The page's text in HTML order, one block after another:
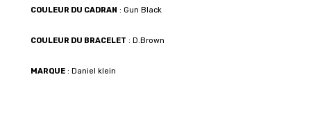
COULEUR DU CADRAN : Gun Black
COULEUR DU BRACELET : D.Brown
MARQUE : Daniel klein